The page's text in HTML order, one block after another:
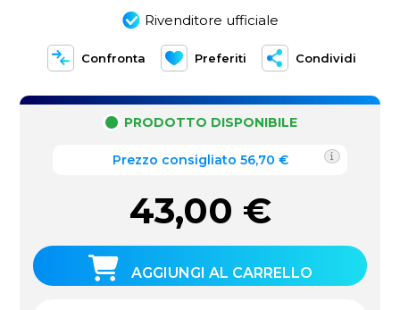
Rivenditore ufficiale
Confronta Preferiti Condividi
PRODOTTO DISPONIBILE
Prezzo consigliato 56,70 €
43,00 €
AGGIUNGI AL CARRELLO